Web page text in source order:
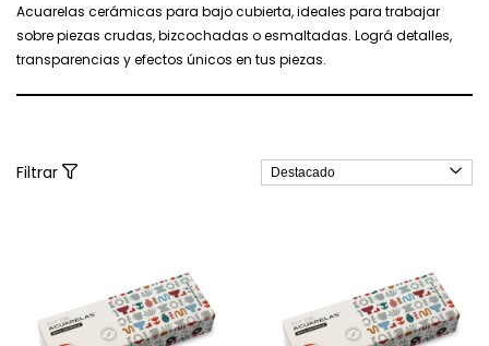
Acuarelas cerámicas para bajo cubierta, ideales para trabajar
sobre piezas crudas, bizcochadas o esmaltadas. Lográ detalles,
transparencias y efectos únicos en tus piezas.
Filtrar